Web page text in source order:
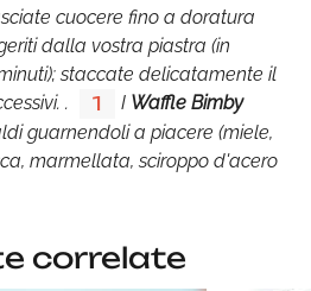
cuocere fino a doratura
dalla vostra piastra (in
staccate delicatamente il
.
1 I Waffle Bimby
guarnendoli a piacere (miele,
marmellata, sciroppo d'acero
correlate